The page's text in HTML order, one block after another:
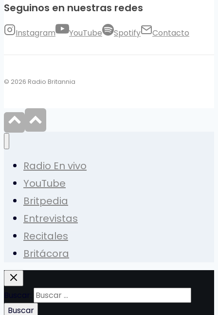
Seguinos en nuestras redes
Instagram YouTube Spotify Contacto
© 2026 Radio Britannia
Radio En vivo
YouTube
Britpedia
Entrevistas
Recitales
Britácora